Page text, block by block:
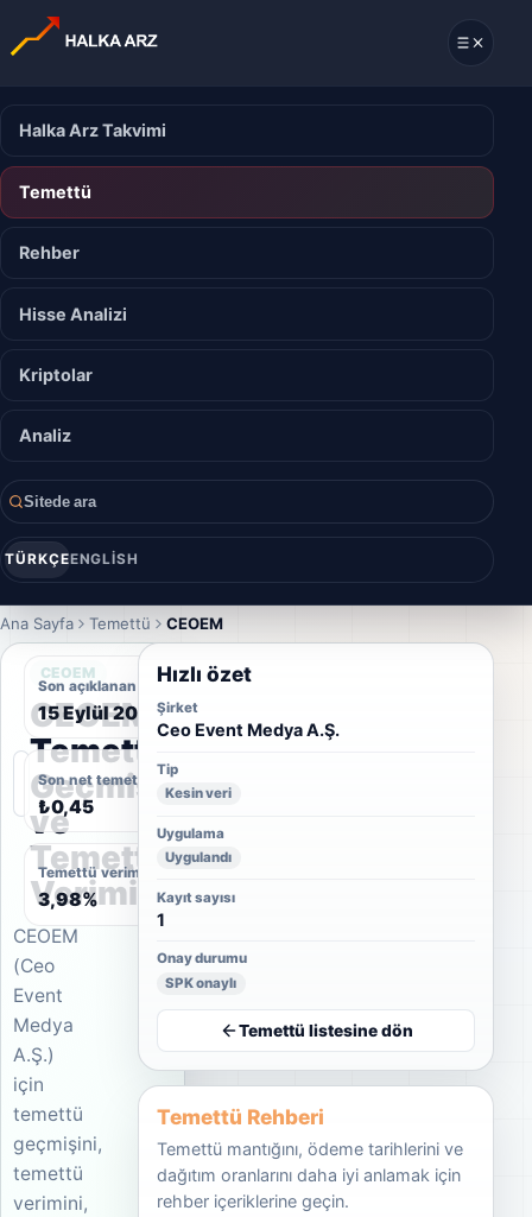
Halka Arz Takvimi
Temettü
Rehber
Hisse Analizi
Kriptolar
Analiz
Sitede ara
TÜRKÇEENGLISH
Ana Sayfa Temettü CEOEM
CEOEM
CEOEM
Temettü
Geçmişi
ve
Temettü
Verimi
CEOEM
(Ceo
Event
Medya
A.Ş.)
için
temettü
geçmişini,
temettü
verimini,
Son açıklanan temettü tarihi
15 Eylül 2022
Son net temettü
₺0,45
Temettü verimi
3,98%
Hızlı özet
Şirket
Ceo Event Medya A.Ş.
Tip
Kesin veri
Uygulama
Uygulandı
Kayıt sayısı
1
Onay durumu
SPK onaylı
Temettü listesine dön
Temettü Rehberi
Temettü mantığını, ödeme tarihlerini ve
dağıtım oranlarını daha iyi anlamak için
rehber içeriklerine geçin.